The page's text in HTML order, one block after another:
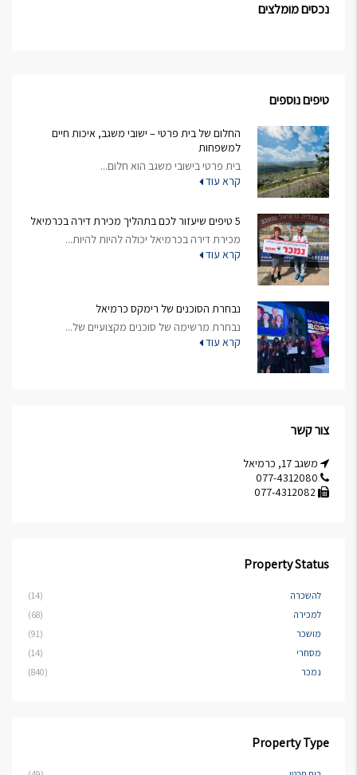
נכסים מומלצים
טיפים נוספים
החלום של בית פרטי – ישובי משגב, איכות חיים
למשפחות
בית פרטי בישובי משגב הוא חלום...
קרא עוד
5 טיפים שיעזור לכם בתהליך מכירת דירה בכרמיאל
מכירת דירה בכרמיאל יכולה להיות להיות...
קרא עוד
נבחרת הסוכנים של רימקס כרמיאל
נבחרת מרשימה של סוכנים מקצועיים של...
קרא עוד
צור קשר
משגב 17, כרמיאל
Property Status
להשכרה
(14)
למכירה
(68)
מושכר
(91)
מסחרי
(14)
נמכר
(840)
Property Type